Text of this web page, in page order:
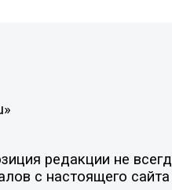
редакции не
с настоящего